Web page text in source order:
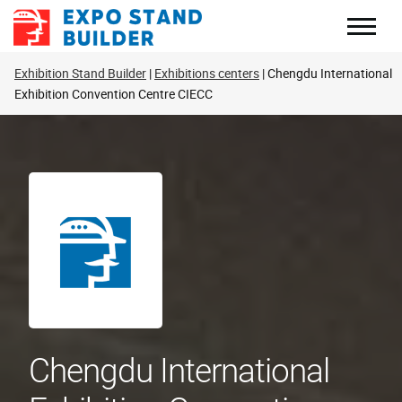
Skip
Exhibition Stand Builder Exhibitions centers Chengdu International
Exhibition Convention Centre CIECC
Chengdu International